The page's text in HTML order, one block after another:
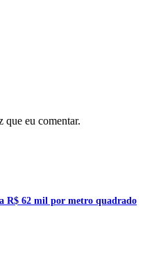
que eu comentar.
R$ 62 mil por metro quadrado